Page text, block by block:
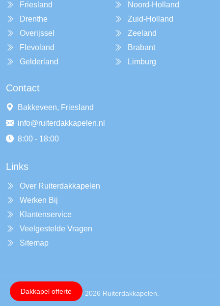
Friesland
Drenthe
Overijssel
Flevoland
Gelderland
Noord-Holland
Zuid-Holland
Zeeland
Brabant
Limburg
Contact
Bakkeveen, Friesland
info@ruiterdakkapelen.nl
8:00 - 18:00
Links
Over Ruiterdakkapelen
Werken Bij
Klantenservice
Veelgestelde Vragen
Sitemap
Copyright © 2026 Ruiterdakkapelen.
Dakkapel offerte